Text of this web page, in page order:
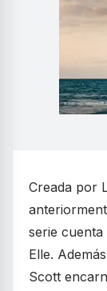
Creada por
serie
Elle.
Scott